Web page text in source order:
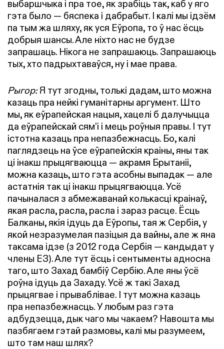
выбаршчыка і пра тое, як зрабіць так, каб у яго
гэта было — бяспека і дабрабыт. І калі мы ідзём
па тым жа шляху, як уся Еўропа, то ў нас ёсць
добрыя шансы. Але ніхто нас не будзе
запрашаць. Нікога не запрашаюць. Запрашаюць
тых, хто падрыхтаваўся, ну і мае права.
Рыгор:Я тут згодны, толькі дадам, што можна
казаць пра нейкі гуманітарны аргумент. Што
мы, як еўрапейская нацыя, хацелі б далучыцца
да еўрапейскай сям’і і мець роўныя правы. І тут
істотна казаць пра непазбежнасць. Бо, калі
паглядзець на ўсе еўрапейскія краіны, яны так
ці інакш прыцягваюцца — акрамя Брытаніі,
можна казаць, што гэта асобны выпадак — але
астатнія так ці інакш прыцягваюцца. Усё
пачыналася з абмежаванай колькасці краінаў,
якая расла, расла, расла і зараз расце. Ёсць
Балканы, якія ідуць да Еўропы, тая ж Сербія, у
якой незразумелая пазіцыя да вайны, але ж яна
таксама ідзе (з 2012 года Сербія — кандыдат у
члены ЕЗ). Але тут ёсць і сентыменты адносна
таго, што Захад бамбіў Сербію. Але яны ўсё
роўна ідуць да Захаду. Усё ж такі Захад
прыцягвае і прываблівае. І тут можна казаць
пра непазбежнасць. У любым раз гэта
адбудзецца, дык чаго мы чакаем? Навошта мы
пазбягаем гэтай размовы, калі мы разумеем,
што там наш шлях?